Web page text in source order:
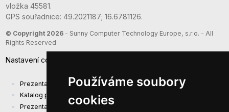
Používáme soubory
cookies
vložka 45581.
GPS souřadnice: 49.2021187; 16.6781126.
© Copyright 2026- Sunny Computer Technology Europe, s.r.o. - All
Rights Reserved
Nastavení cookies
Prezentace společnosti
Katalog produktů
Prezentacni katalog